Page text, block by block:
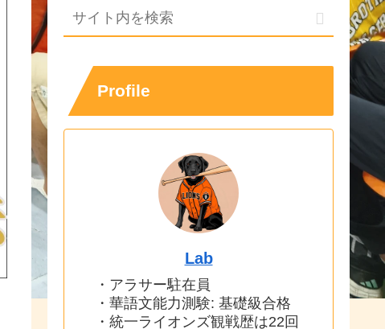
Profile
Lab
・アラサー駐在員
・華語文能力測験: 基礎級合格
・統一ライオンズ観戦歴は22回